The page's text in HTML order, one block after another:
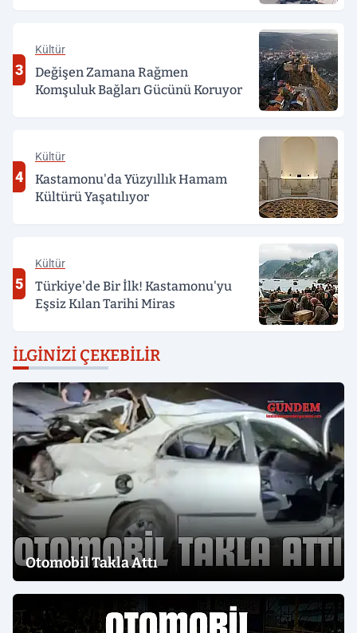
3
Kültür
Değişen Zamana Rağmen
Komşuluk Bağları Gücünü Koruyor
4
Kültür
Kastamonu'da Yüzyıllık Hamam
Kültürü Yaşatılıyor
5
Kültür
Türkiye'de Bir İlk! Kastamonu'yu
Eşsiz Kılan Tarihi Miras
İLGINIZI ÇEKEBILIR
Otomobil Takla Attı